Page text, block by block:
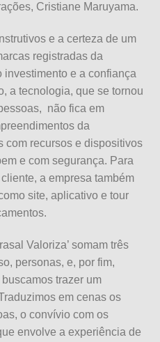
Cristiane Maruyama.
e a certeza de um
registradas da
investimento e a confiança
a tecnologia, que se tornou
não fica em
da
com recursos e dispositivos
e com segurança. Para
a empresa também
site, aplicativo e tour
Valoriza’ somam três
personas, e, por fim,
trazer um
em cenas os
o convívio com os
envolve a experiência de